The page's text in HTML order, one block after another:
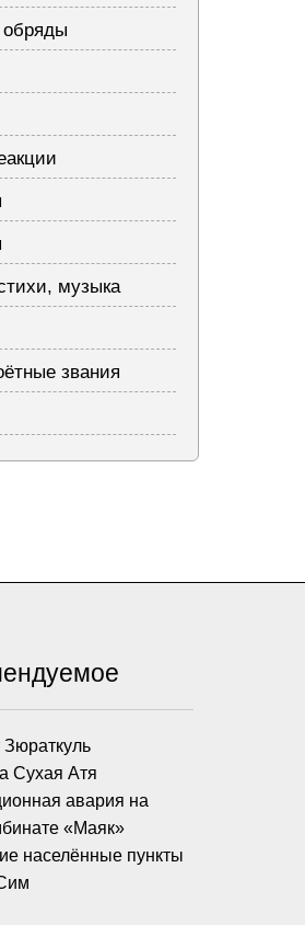
музыка
звания
Зюраткуль
Сухая Атя
авария на
«Маяк»
населённые пункты